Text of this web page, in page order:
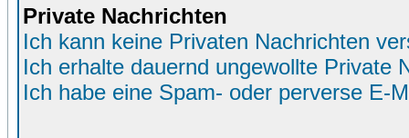
Private Nachrichten
Ich kann keine Privaten Nachrichten
Ich erhalte dauernd ungewollte Private
Ich habe eine Spam- oder perverse E-